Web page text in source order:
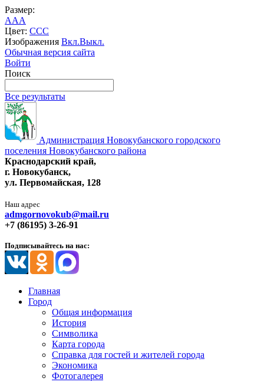
Размер:
AAA
Цвет: CCC
Изображения Вкл.Выкл.
Обычная версия сайта
Войти
Поиск
Все результаты
Администрация Новокубанского городского
поселения Новокубанского района
Краснодарский край,
г. Новокубанск,
ул. Первомайская, 128
Наш адрес
admgornovokub@mail.ru
+7 (86195) 3-26-91
Подписывайтесь на нас:
Главная
Город
Общая информация
История
Символика
Карта города
Справка для гостей и жителей города
Экономика
Фотогалерея